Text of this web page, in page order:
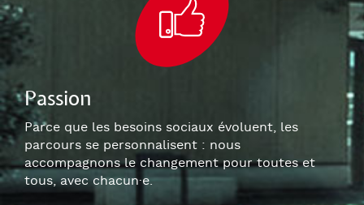
Passion
Parce que les besoins sociaux évoluent, les
parcours se personnalisent : nous
accompagnons le changement pour toutes et
tous, avec chacun·e.